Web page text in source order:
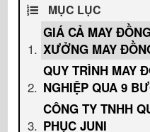
MỤC LỤC
GIÁ CẢ MAY
XƯỞNG MAY
QUY TRÌNH MAY
NGHIỆP QUA 9
CÔNG TY TNHH
PHỤC JUNI